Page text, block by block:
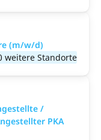
(m/w/d)
weitere Standorte
/
PKA